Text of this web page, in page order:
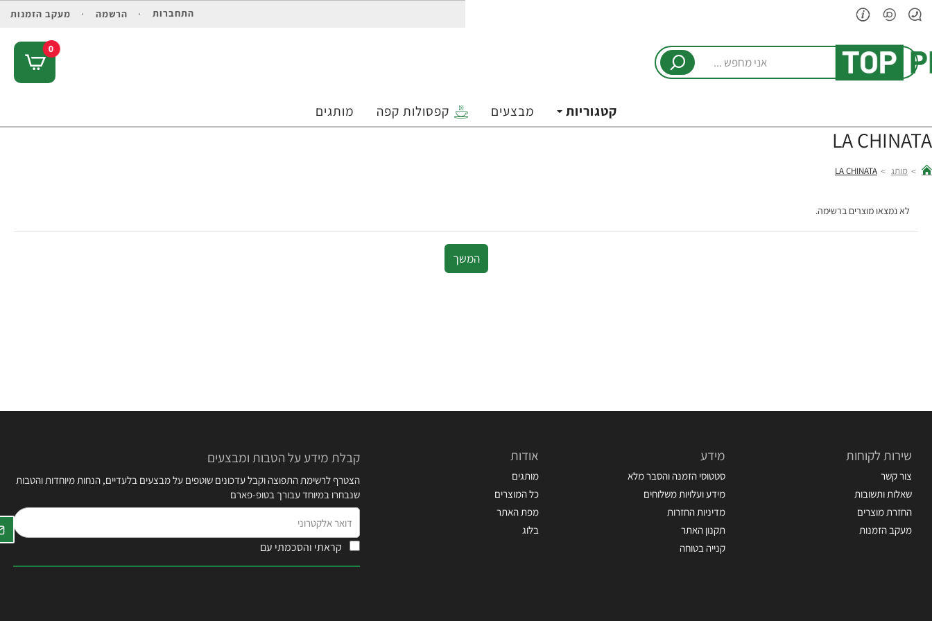
התחברות הרשמה מעקב הזמנות
מחפש
0
קטגוריות מבצעים קפסולות קפה מותגים
LA CHINATA
מותג LA CHINATA
לא נמצאו מוצרים ברשימה.
המשך
שירות לקוחות
צור קשר
שאלות ותשובות
החזרת מוצרים
מעקב הזמנות
מידע
סטטוסי הזמנה והסבר מלא
מידע ועלויות משלוחים
מדיניות החזרות
תקנון האתר
קנייה בטוחה
אודות
מותגים
כל המוצרים
מפת האתר
בלוג
קבלת מידע על הטבות ומבצעים
הצטרף לרשימת התפוצה וקבל עדכונים שוטפים על מבצעים בלעדיים, הנחות מיוחדות והטבות
שנבחרו במיוחד עבורך בטופ-פארם
אלקטרוני
קראתי והסכמתי עם